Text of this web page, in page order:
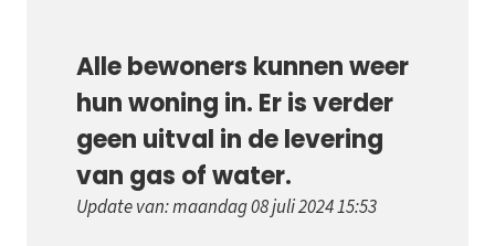
Alle bewoners kunnen weer
hun woning in. Er is verder
geen uitval in de levering
van gas of water.
Update van: maandag 08 juli 2024 15:53